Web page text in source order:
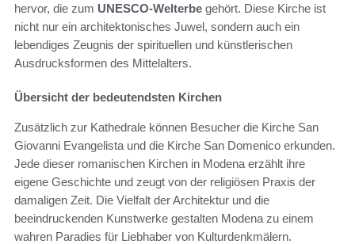
hervor, die zum UNESCO-Welterbe gehört. Diese Kirche ist
nicht nur ein architektonisches Juwel, sondern auch ein
lebendiges Zeugnis der spirituellen und künstlerischen
Ausdrucksformen des Mittelalters.
Übersicht der bedeutendsten Kirchen
Zusätzlich zur Kathedrale können Besucher die Kirche San
Giovanni Evangelista und die Kirche San Domenico erkunden.
Jede dieser romanischen Kirchen in Modena erzählt ihre
eigene Geschichte und zeugt von der religiösen Praxis der
damaligen Zeit. Die Vielfalt der Architektur und die
beeindruckenden Kunstwerke gestalten Modena zu einem
wahren Paradies für Liebhaber von Kulturdenkmälern.